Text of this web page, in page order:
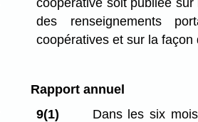
des renseignements
coopératives et sur la
Rapport annuel
9(1)
Dans les six